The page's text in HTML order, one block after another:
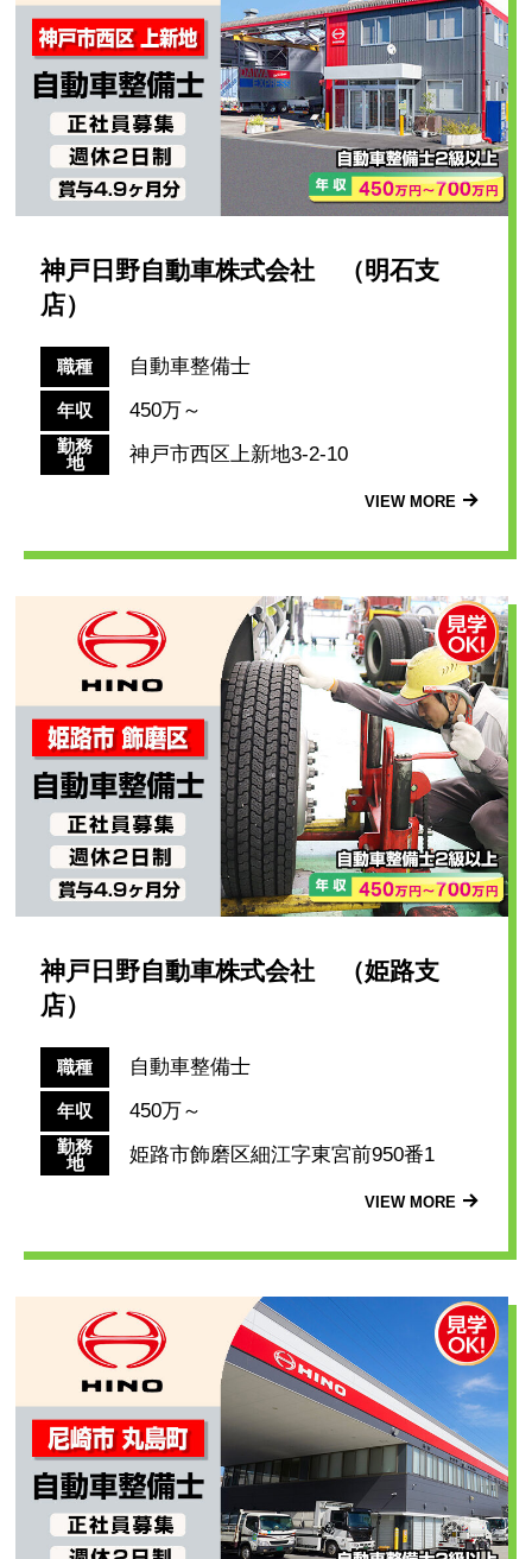
神戸日野自動車株式会社 （明石支
店）
職種 自動車整備士
年収 450万～
勤務
地
神戸市西区上新地3-2-10
VIEW MORE
神戸日野自動車株式会社 （姫路支
店）
職種 自動車整備士
年収 450万～
勤務
地
姫路市飾磨区細江字東宮前950番1
VIEW MORE